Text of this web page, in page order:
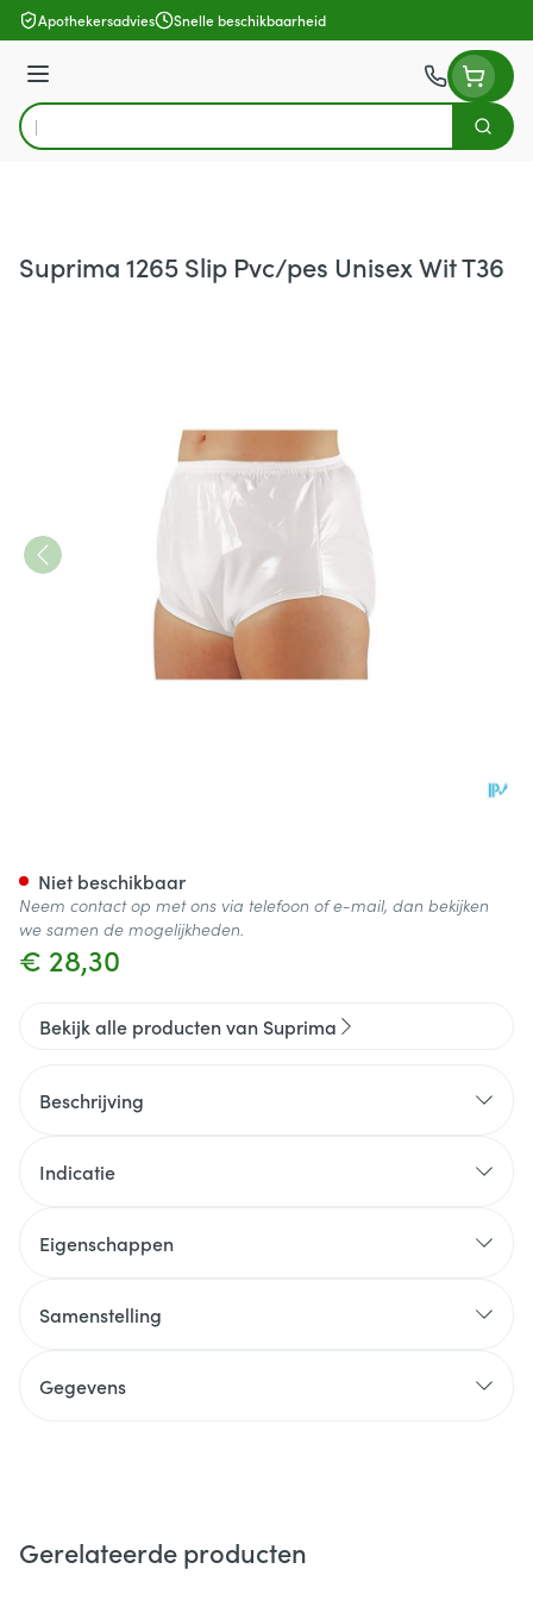
Ga naar de inhoud
Apothekersadvies Snelle beschikbaarheid
Menu
Product, merk, categorie...
Zoek
Suprima 1265 Slip Pvc/pes Unisex Wit T36
€ 28,30
Niet beschikbaar
Neem contact op met ons via telefoon of e-mail, dan bekijken
we samen de mogelijkheden.
Bekijk alle producten van Suprima
Beschrijving
Indicatie
Eigenschappen
Samenstelling
Gegevens
Gerelateerde producten